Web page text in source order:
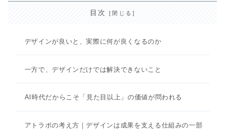
目次
デザインが良いと、実際に何が良くなるのか
一方で、デザインだけでは解決できないこと
AI時代だからこそ「見た目以上」の価値が問われる
アトラボの考え方｜デザインは成果を支える仕組みの一部